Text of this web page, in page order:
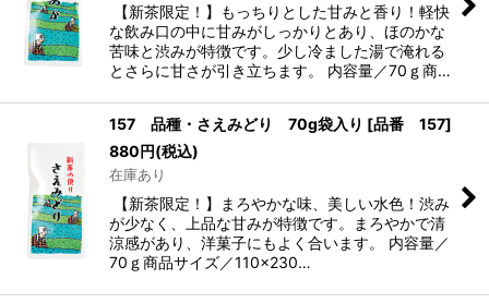
【新茶限定！】もっちりとした甘みと香り！軽快
な飲み口の中に甘みがしっかりとあり、ほのかな
苦味と渋みが特徴です。少し冷ました湯で淹れる
とさらに甘さが引き立ちます。 内容量／70ｇ商…
157 品種・さえみどり 70g袋入り [品番 157]
880円(税込)
在庫あり
【新茶限定！】まろやかな味、美しい水色！渋み
が少なく、上品な甘みが特徴です。まろやかで清
涼感があり、洋菓子にもよく合います。 内容量／
70ｇ商品サイズ／110×230…